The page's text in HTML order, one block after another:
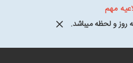
مهم
روز و لحظه میباشد.